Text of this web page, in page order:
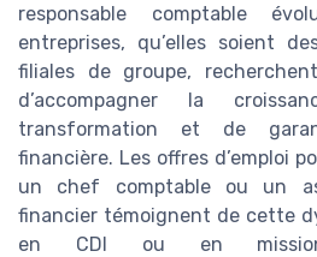
responsable comptable
entreprises, qu’elles soient
filiales de groupe,
d’accompagner la
transformation et de
financière. Les offres d’emploi
un chef comptable ou un
financier témoignent de cette
en CDI ou en